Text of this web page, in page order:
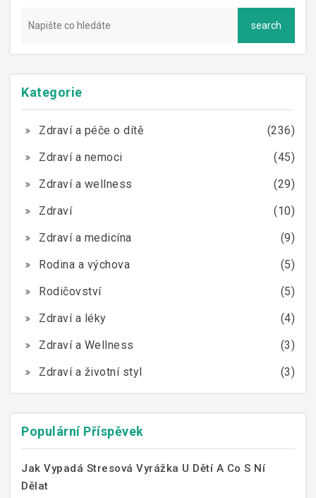
Kategorie
Zdraví a péče o dítě
(236)
Zdraví a nemoci
(45)
Zdraví a wellness
(29)
Zdraví
(10)
Zdraví a medicína
(9)
Rodina a výchova
(5)
Rodičovství
(5)
Zdraví a léky
(4)
Zdraví a Wellness
(3)
Zdraví a životní styl
(3)
Populární Příspěvek
Jak Vypadá Stresová Vyrážka U Dětí A Co S Ní
Dělat